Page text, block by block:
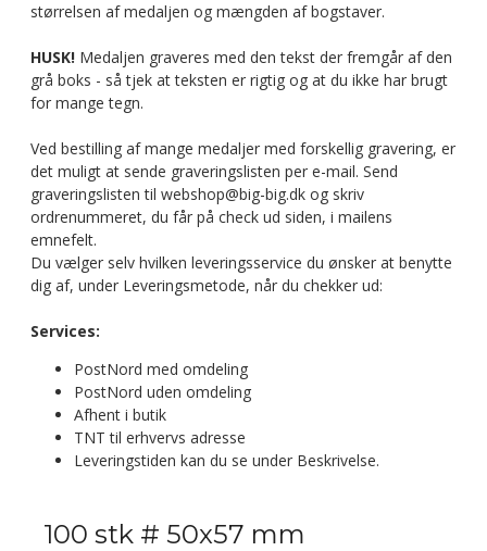
størrelsen af medaljen og mængden af bogstaver.
HUSK! Medaljen graveres med den tekst der fremgår af den
grå boks - så tjek at teksten er rigtig og at du ikke har brugt
for mange tegn.
Ved bestilling af mange medaljer med forskellig gravering, er
det muligt at sende graveringslisten per e-mail. Send
graveringslisten til webshop@big-big.dk og skriv
ordrenummeret, du får på check ud siden, i mailens
emnefelt.
Du vælger selv hvilken leveringsservice du ønsker at benytte
dig af, under Leveringsmetode, når du chekker ud:
Services:
PostNord med omdeling
PostNord uden omdeling
Afhent i butik
TNT til erhvervs adresse
Leveringstiden kan du se under Beskrivelse.
100 stk # 50x57 mm